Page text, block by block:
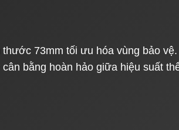
73mm tối ưu hóa vùng bảo vệ.
bằng hoàn hảo giữa hiệu suất